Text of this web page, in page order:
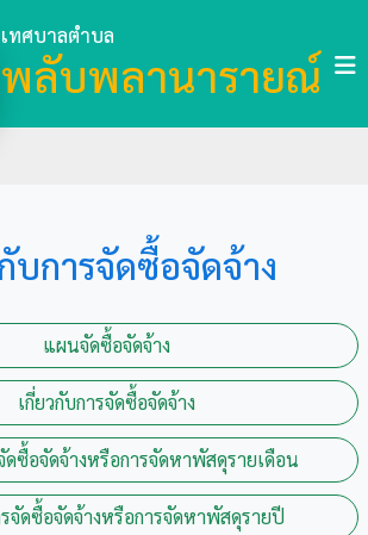
เทศบาลตำบล
พลับพลานารายณ์
บการจัดซื้อจัดจ้าง
แผนจัดซื้อจัดจ้าง
เกี่ยวกับการจัดซื้อจัดจ้าง
ดซื้อจัดจ้างหรือการจัดหาพัสดุรายเดือน
จัดซื้อจัดจ้างหรือการจัดหาพัสดุรายปี